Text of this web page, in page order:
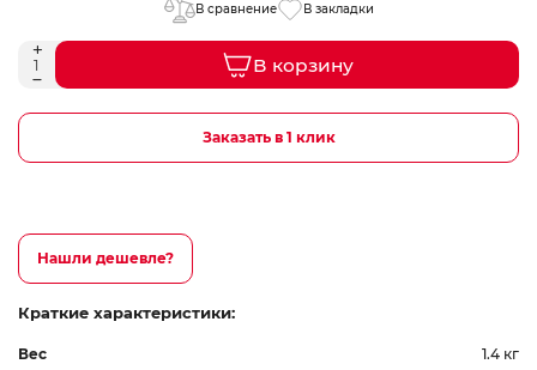
В сравнение В закладки
В корзину
Заказать в 1 клик
Нашли дешевле?
Краткие характеристики:
Вес
1.4 кг